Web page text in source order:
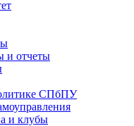
и отчеты
СПбПУ
и клубы